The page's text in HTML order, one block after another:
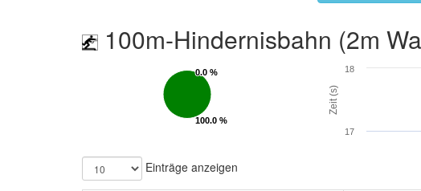
100m-Hindernisbahn (2m
0.0 %
0.0 %
100.0 %
100.0 %
Zeit (s)
17
18
Einträge anzeigen